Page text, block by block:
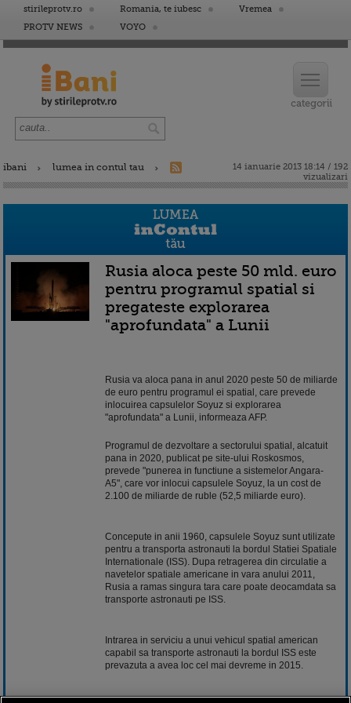
stirileprotv.ro Romania, te iubesc
Vremea
PROTV NEWS
VOYO
ibani lumea in contul tau
14 ianuarie 2013 18:14 / 192
vizualizari
Rusia aloca peste 50 mld. euro
pentru programul spatial si
pregateste explorarea
"aprofundata" a Lunii
Rusia va aloca pana in anul 2020 peste 50 de miliarde
de euro pentru programul ei spatial, care prevede
inlocuirea capsulelor Soyuz si explorarea
"aprofundata" a Lunii, informeaza AFP.
Programul de dezvoltare a sectorului spatial, alcatuit
pana in 2020, publicat pe site-ului Roskosmos,
prevede "punerea in functiune a sistemelor Angara-
A5", care vor inlocui capsulele Soyuz, la un cost de
2.100 de miliarde de ruble (52,5 miliarde euro).
Concepute in anii 1960, capsulele Soyuz sunt utilizate
pentru a transporta astronauti la bordul Statiei Spatiale
Internationale (ISS). Dupa retragerea din circulatie a
navetelor spatiale americane in vara anului 2011,
Rusia a ramas singura tara care poate deocamdata sa
transporte astronauti pe ISS.
Intrarea in serviciu a unui vehicul spatial american
capabil sa transporte astronauti la bordul ISS este
prevazuta a avea loc cel mai devreme in 2015.